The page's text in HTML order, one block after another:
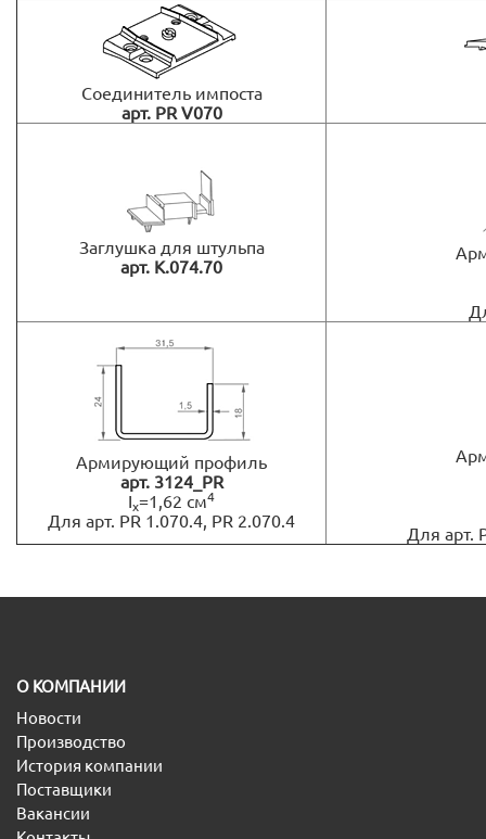
Соединитель импоста
арт. PR V070
Заглушка для штульпа
арт. К.074.70
Армирующий профиль
арт. 3124_PR
Ix=1,62 см4
Для арт. PR 1.070.4, PR 2.070.4
Для арт.
O КОМПАНИИ
Новости
Производство
История компании
Поставщики
Вакансии